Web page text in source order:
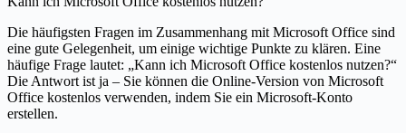
Die häufigsten Fragen im Zusammenhang mit Microsoft Office sind
eine gute Gelegenheit, um einige wichtige Punkte zu klären. Eine
häufige Frage lautet: „Kann ich Microsoft Office kostenlos nutzen?“
Die Antwort ist ja – Sie können die Online-Version von Microsoft
Office kostenlos verwenden, indem Sie ein Microsoft-Konto
erstellen.